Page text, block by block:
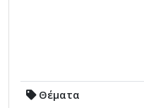
Θέματα